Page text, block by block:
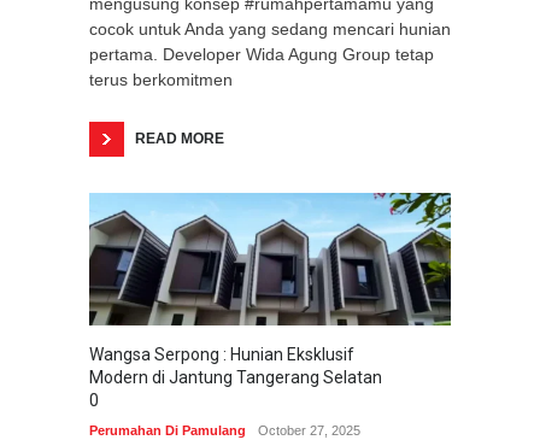
cocok untuk Anda yang sedang mencari hunian
pertama. Developer Wida Agung Group tetap
terus berkomitmen
READ MORE
Wangsa Serpong : Hunian Eksklusif
Modern di Jantung Tangerang Selatan
0
Perumahan Di Pamulang October 27, 2025